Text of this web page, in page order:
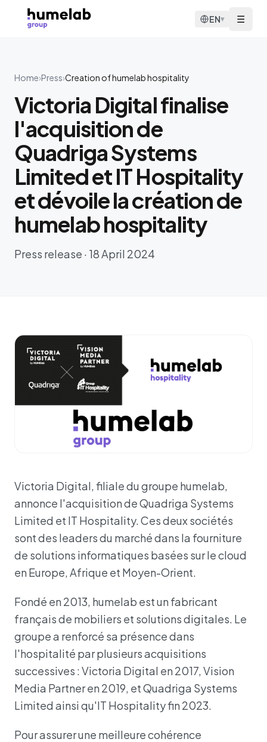
Skip to content
EN▾ ☰
Home›Press›Creation of humelab hospitality
Victoria Digital finalise
l'acquisition de
Quadriga Systems
Limited et IT Hospitality
et dévoile la création de
humelab hospitality
Press release · 18 April 2024
Victoria Digital, filiale du groupe humelab,
annonce l'acquisition de Quadriga Systems
Limited et IT Hospitality. Ces deux sociétés
sont des leaders du marché dans la fourniture
de solutions informatiques basées sur le cloud
en Europe, Afrique et Moyen-Orient.
Fondé en 2013, humelab est un fabricant
français de mobiliers et solutions digitales. Le
groupe a renforcé sa présence dans
l'hospitalité par plusieurs acquisitions
successives : Victoria Digital en 2017, Vision
Media Partner en 2019, et Quadriga Systems
Limited ainsi qu'IT Hospitality fin 2023.
Pour assurer une meilleure cohérence